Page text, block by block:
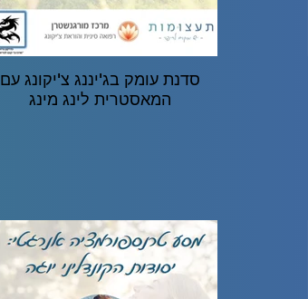
סדנת עומק בג'יננג צ'יקונג עם
המאסטרית לינג מינג